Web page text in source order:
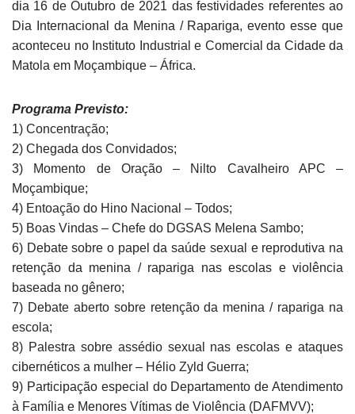
dia 16 de Outubro de 2021 das festividades referentes ao
Dia Internacional da Menina / Rapariga, evento esse que
aconteceu no Instituto Industrial e Comercial da Cidade da
Matola em Moçambique – África.
Programa Previsto:
1) Concentração;
2) Chegada dos Convidados;
3) Momento de Oração – Nilto Cavalheiro APC –
Moçambique;
4) Entoação do Hino Nacional – Todos;
5) Boas Vindas – Chefe do DGSAS Melena Sambo;
6) Debate sobre o papel da saúde sexual e reprodutiva na
retenção da menina / rapariga nas escolas e violência
baseada no gênero;
7) Debate aberto sobre retenção da menina / rapariga na
escola;
8) Palestra sobre assédio sexual nas escolas e ataques
cibernéticos a mulher – Hélio Zyld Guerra;
9) Participação especial do Departamento de Atendimento
à Família e Menores Vítimas de Violência (DAFMVV);